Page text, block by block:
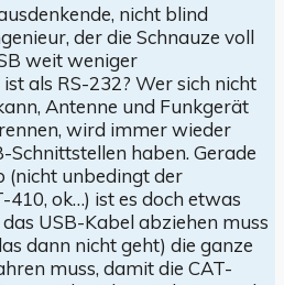
nicht blind
der die Schnauze voll
weit weniger
als RS-232? Wer sich nicht
Antenne und Funkgerät
wird immer wieder
Schnittstellen haben. Gerade
(nicht unbedingt der
410, ok…) ist es doch etwas
USB-Kabel abziehen muss
dann nicht geht) die ganze
muss, damit die CAT-